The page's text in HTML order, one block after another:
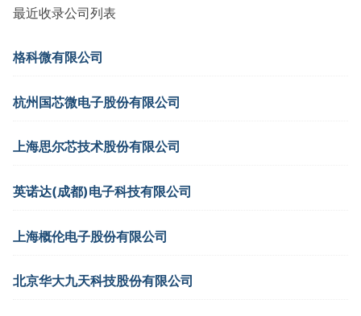
最近收录公司列表
格科微有限公司
杭州国芯微电子股份有限公司
上海思尔芯技术股份有限公司
英诺达(成都)电子科技有限公司
上海概伦电子股份有限公司
北京华大九天科技股份有限公司